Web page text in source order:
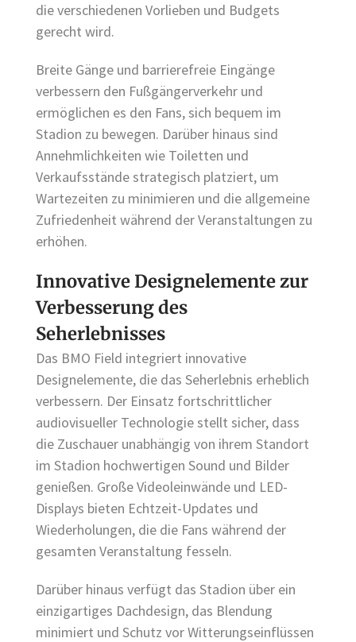
die verschiedenen Vorlieben und Budgets
gerecht wird.
Breite Gänge und barrierefreie Eingänge
verbessern den Fußgängerverkehr und
ermöglichen es den Fans, sich bequem im
Stadion zu bewegen. Darüber hinaus sind
Annehmlichkeiten wie Toiletten und
Verkaufsstände strategisch platziert, um
Wartezeiten zu minimieren und die allgemeine
Zufriedenheit während der Veranstaltungen zu
erhöhen.
Innovative Designelemente zur
Verbesserung des
Seherlebnisses
Das BMO Field integriert innovative
Designelemente, die das Seherlebnis erheblich
verbessern. Der Einsatz fortschrittlicher
audiovisueller Technologie stellt sicher, dass
die Zuschauer unabhängig von ihrem Standort
im Stadion hochwertigen Sound und Bilder
genießen. Große Videoleinwände und LED-
Displays bieten Echtzeit-Updates und
Wiederholungen, die die Fans während der
gesamten Veranstaltung fesseln.
Darüber hinaus verfügt das Stadion über ein
einzigartiges Dachdesign, das Blendung
minimiert und Schutz vor Witterungseinflüssen